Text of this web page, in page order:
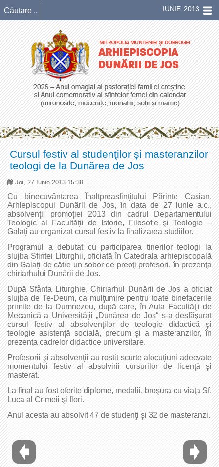
IUNIE 2013
Cursul festiv al studenţilor şi masteranzilor
teologi de la Dunărea de Jos
Joi, 27 Iunie 2013 15:39
Cu binecuvântarea Înaltpreasfinţitului Părinte Casian,
Arhiepiscopul Dunării de Jos, în data de 27 iunie a.c.,
absolvenţii promoţiei 2013 din cadrul Departamentului
Teologic al Facultăţii de Istorie, Filosofie şi Teologie –
Galaţi au organizat cursul festiv la finalizarea studiilor.
Programul a debutat cu participarea tinerilor teologi la
slujba Sfintei Liturghii, oficiată în Catedrala arhiepiscopală
din Galaţi de către un sobor de preoţi profesori, în prezenţa
chiriarhului Dunării de Jos.
După Sfânta Liturghie, Chiriarhul Dunării de Jos a oficiat
slujba de Te-Deum, ca mulţumire pentru toate binefacerile
primite de la Dumnezeu, după care, în Aula Facultăţii de
Mecanică a Universităţii „Dunărea de Jos“ s-a desfăşurat
cursul festiv al absolvenţilor de teologie didactică şi
teologie asistenţă socială, precum şi a masteranzilor, în
prezenţa cadrelor didactice universitare.
Profesorii şi absolvenţii au rostit scurte alocuţiuni adecvate
momentului festiv al absolvirii cursurilor de licenţă şi
masterat.
La final au fost oferite diplome, medalii, broşura cu viaţa Sf.
Luca al Crimeii şi flori.
Anul acesta au absolvit 47 de studenţi şi 32 de masteranzi.